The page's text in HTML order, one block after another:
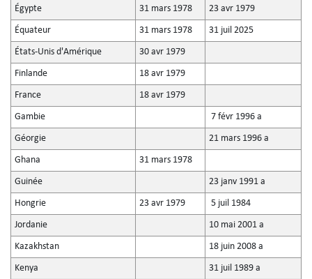
Égypte 31 mars 1978 23 avr 1979
Équateur 31 mars 1978 31 juil 2025
États-Unis d'Amérique 30 avr 1979
Finlande 18 avr 1979
France 18 avr 1979
Gambie 7 févr 1996 a
Géorgie 21 mars 1996 a
Ghana 31 mars 1978
Guinée 23 janv 1991 a
Hongrie 23 avr 1979 5 juil 1984
Jordanie 10 mai 2001 a
Kazakhstan 18 juin 2008 a
Kenya 31 juil 1989 a